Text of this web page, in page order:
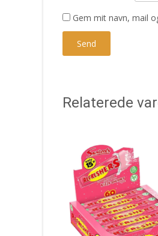
Gem mit navn, mail
Relaterede